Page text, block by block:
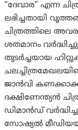
“ദേവാര” എന്ന
ലഭിച്ചതായി
ചിത്രത്തിലെ
ശതമാനം
തുടർച്ചയായ
ജാൻവി
ദക്ഷിണേന്ത്യൻ
ഡിമാൻഡ്
സോഷ്യൽ